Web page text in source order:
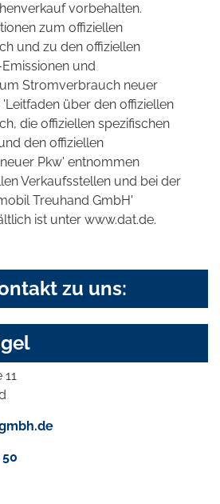
vorbehalten.
zum offiziellen
und zu den offiziellen
und
Stromverbrauch neuer
über den offiziellen
die offiziellen spezifischen
den offiziellen
Pkw' entnommen
Verkaufsstellen und bei der
Treuhand GmbH'
ist unter www.dat.de.
zu uns:
11